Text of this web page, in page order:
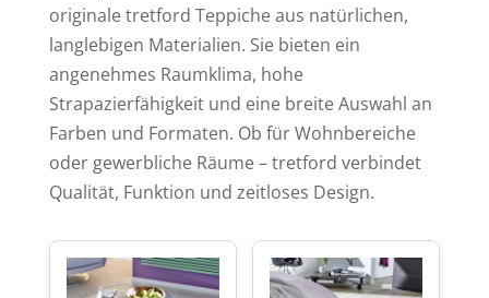
originale tretford Teppiche aus natürlichen,
langlebigen Materialien. Sie bieten ein
angenehmes Raumklima, hohe
Strapazierfähigkeit und eine breite Auswahl an
Farben und Formaten. Ob für Wohnbereiche
oder gewerbliche Räume – tretford verbindet
Qualität, Funktion und zeitloses Design.